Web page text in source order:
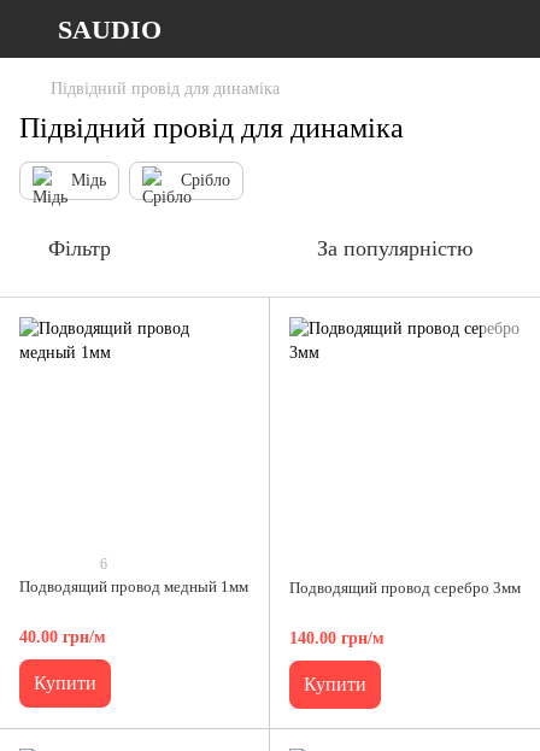
SAUDIO
Підвідний провід для динаміка
Підвідний провід для динаміка
Мідь Срібло
Фільтр За популярністю
6
Подводящий провод медный 1мм
40.00 грн/м
Купити
Подводящий провод серебро 3мм
140.00 грн/м
Купити